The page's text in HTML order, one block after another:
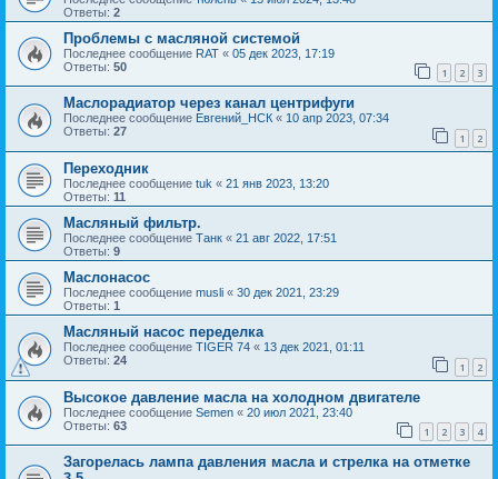
Ответы: 2
Проблемы с масляной системой
Последнее сообщение RAT « 05 дек 2023, 17:19
Ответы: 50 1 2 3
Маслорадиатор через канал центрифуги
Последнее сообщение Евгений_НСК « 10 апр 2023, 07:34
Ответы: 27 1 2
Переходник
Последнее сообщение tuk « 21 янв 2023, 13:20
Ответы: 11
Масляный фильтр.
Последнее сообщение Танк « 21 авг 2022, 17:51
Ответы: 9
Маслонасос
Последнее сообщение musli « 30 дек 2021, 23:29
Ответы: 1
Масляный насос переделка
Последнее сообщение TIGER 74 « 13 дек 2021, 01:11
Ответы: 24 1 2
Высокое давление масла на холодном двигателе
Последнее сообщение Semen « 20 июл 2021, 23:40
Ответы: 63 1 2 3 4
Загорелась лампа давления масла и стрелка на отметке